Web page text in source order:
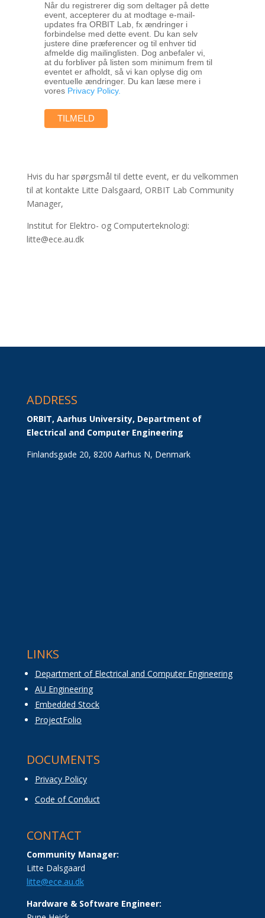
Når du registrerer dig som deltager på dette
event, accepterer du at modtage e-mail-
updates fra ORBIT Lab, fx ændringer i
forbindelse med dette event. Du kan selv
justere dine præferencer og til enhver tid
afmelde dig mailinglisten. Dog anbefaler vi,
at du forbliver på listen som minimum frem til
eventet er afholdt, så vi kan oplyse dig om
eventuelle ændringer. Du kan læse mere i
vores Privacy Policy.
Hvis du har spørgsmål til dette event, er du velkommen
til at kontakte Litte Dalsgaard, ORBIT Lab Community
Manager,
Institut for Elektro- og Computerteknologi:
litte@ece.au.dk
ADDRESS
ORBIT, Aarhus University, Department of
Electrical and Computer Engineering
Finlandsgade 20, 8200 Aarhus N, Denmark
LINKS
Department of Electrical and Computer Engineering
AU Engineering
Embedded Stock
ProjectFolio
DOCUMENTS
Privacy Policy
Code of Conduct
CONTACT
Community Manager:
Litte Dalsgaard
litte@ece.au.dk
Hardware & Software Engineer: